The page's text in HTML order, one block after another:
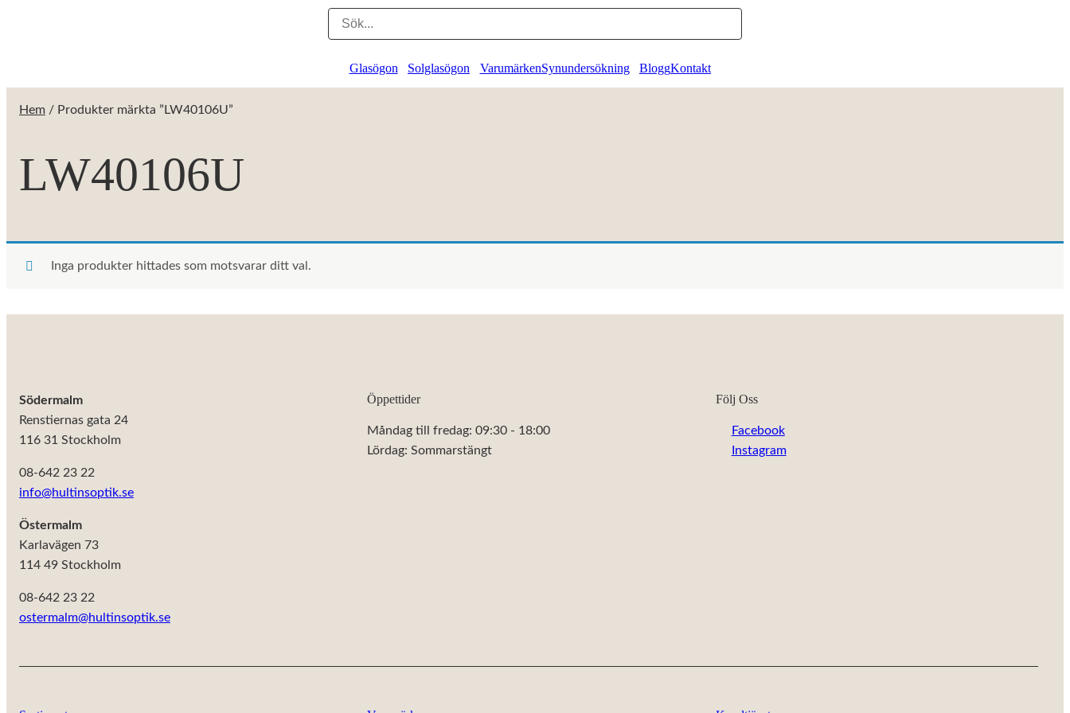
Glasögon Solglasögon VarumärkenSynundersökning BloggKontakt
Hem / Produkter märkta ”LW40106U”
LW40106U
Inga produkter hittades som motsvarar ditt val.
Södermalm
Renstiernas gata 24
116 31 Stockholm
08-642 23 22
info@hultinsoptik.se
Östermalm
Karlavägen 73
114 49 Stockholm
08-642 23 22
ostermalm@hultinsoptik.se
Öppettider
Måndag till fredag: 09:30 - 18:00
Lördag: Sommarstängt
Följ Oss
Facebook
Instagram
Nödvändiga